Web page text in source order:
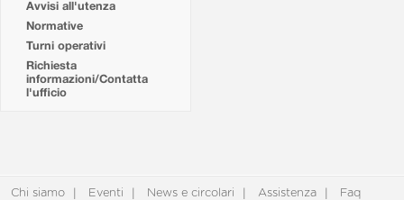
Avvisi all'utenza
Normative
Turni operativi
Richiesta
informazioni/Contatta
l'ufficio
Chi siamo Eventi News e circolari Assistenza Faq